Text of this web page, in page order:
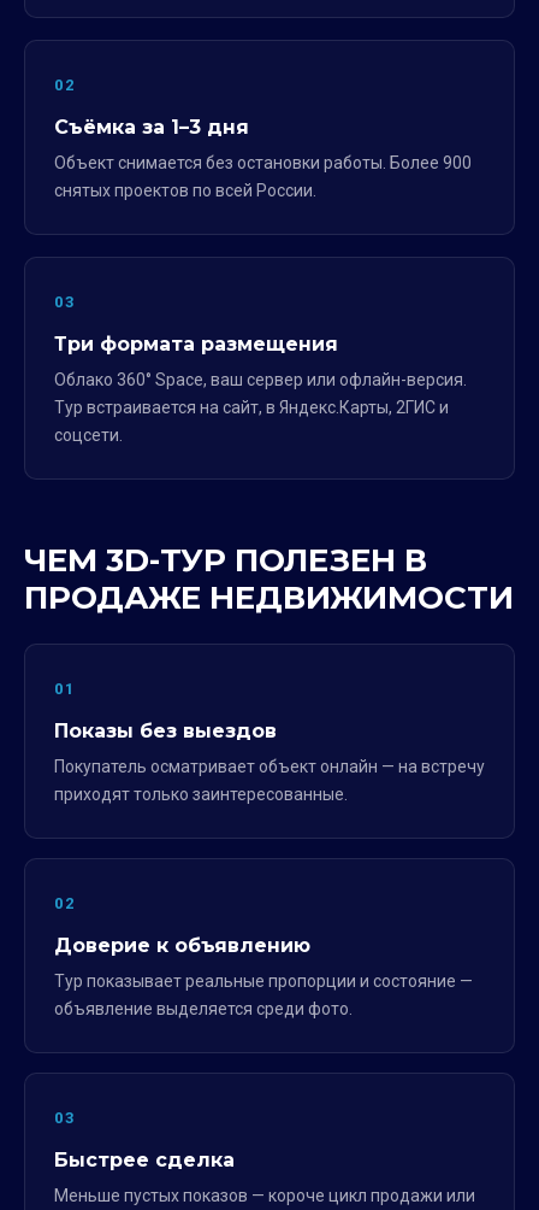
02
Съёмка за 1–3 дня
Объект снимается без остановки работы. Более 900
снятых проектов по всей России.
03
Три формата размещения
Облако 360° Space, ваш сервер или офлайн-версия.
Тур встраивается на сайт, в Яндекс.Карты, 2ГИС и
соцсети.
ЧЕМ 3D-ТУР ПОЛЕЗЕН В
ПРОДАЖЕ НЕДВИЖИМОСТИ
01
Показы без выездов
Покупатель осматривает объект онлайн — на встречу
приходят только заинтересованные.
02
Доверие к объявлению
Тур показывает реальные пропорции и состояние —
объявление выделяется среди фото.
03
Быстрее сделка
Меньше пустых показов — короче цикл продажи или